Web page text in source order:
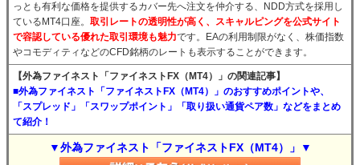
っとも有利な価格を提供するカバー先へ注文を仲介する、NDD方式を採用し
ているMT4口座。 取引レートの透明性が高く、スキャルピングを公式サイト
で容認している優れた取引環境も魅力です。EAの利用制限がなく、株価指数
やコモディティなどのCFD銘柄のレートも表示することができます。
【外為ファイネスト「ファイネストFX（MT4）」の関連記事】
■外為ファイネスト「ファイネストFX（MT4）」のおすすめポイントや、
「スプレッド」「スワップポイント」「取り扱い通貨ペア数」などをまとめ
て紹介！
▼外為ファイネスト「ファイネストFX（MT4）」▼